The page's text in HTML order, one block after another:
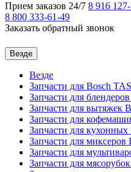
Прием заказов 24/7 8 916
8 800 333-61-49
Заказать обратный звонок
Везде
Везде
Запчасти для Bosch
Запчасти для
Запчасти для вытяжек
Запчасти для
Запчасти для
Запчасти для миксеров
Запчасти для
Запчасти для